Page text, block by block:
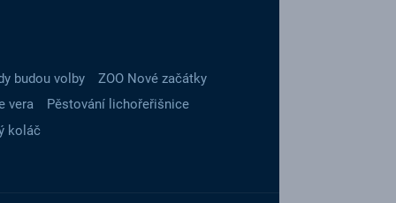
budou volby
ZOO Nové začátky
vera
Pěstování lichořeřišnice
koláč